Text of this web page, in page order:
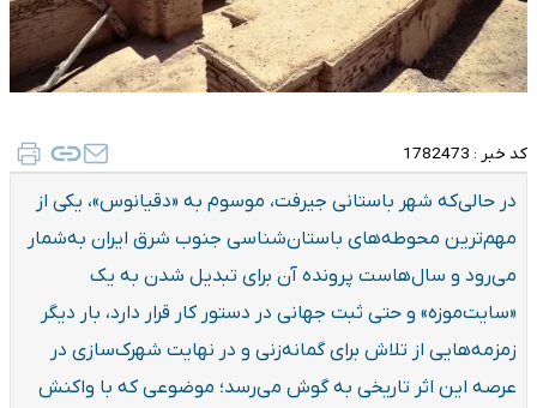
کد خبر : 1782473
در حالی‌که شهر باستانی جیرفت، موسوم به «دقیانوس»، یکی از
مهم‌ترین محوطه‌های باستان‌شناسی جنوب شرق ایران به‌شمار
می‌رود و سال‌هاست پرونده آن برای تبدیل شدن به یک
«سایت‌موزه» و حتی ثبت جهانی در دستور کار قرار دارد، بار دیگر
زمزمه‌هایی از تلاش برای گمانه‌زنی و در نهایت شهرک‌سازی در
عرصه این اثر تاریخی به گوش می‌رسد؛ موضوعی که با واکنش